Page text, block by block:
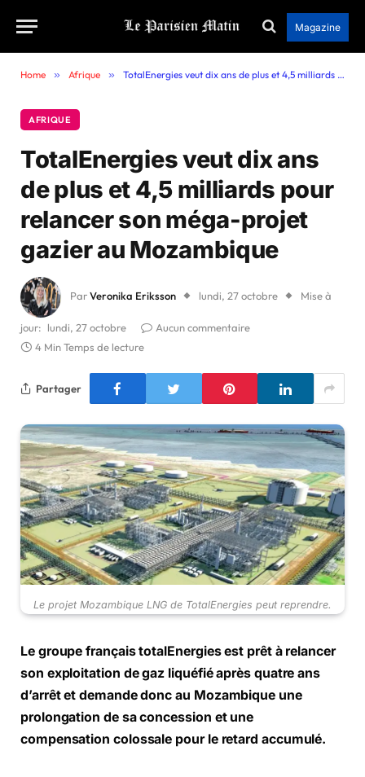
Magazine
Home » Afrique » TotalEnergies veut dix ans de plus et 4,5 milliards pour relancer son méga-projet gazier au Mozambique
AFRIQUE
TotalEnergies veut dix ans
de plus et 4,5 milliards pour
relancer son méga-projet
gazier au Mozambique
ParVeronika Eriksson lundi, 27 octobre Mise à
jour: lundi, 27 octobre
Aucun commentaire
4 Min Temps de lecture
Partager
Le projet Mozambique LNG de TotalEnergies peut reprendre.
Le groupe français totalEnergies est prêt à relancer
son exploitation de gaz liquéfié après quatre ans
d’arrêt et demande donc au Mozambique une
prolongation de sa concession et une
compensation colossale pour le retard accumulé.